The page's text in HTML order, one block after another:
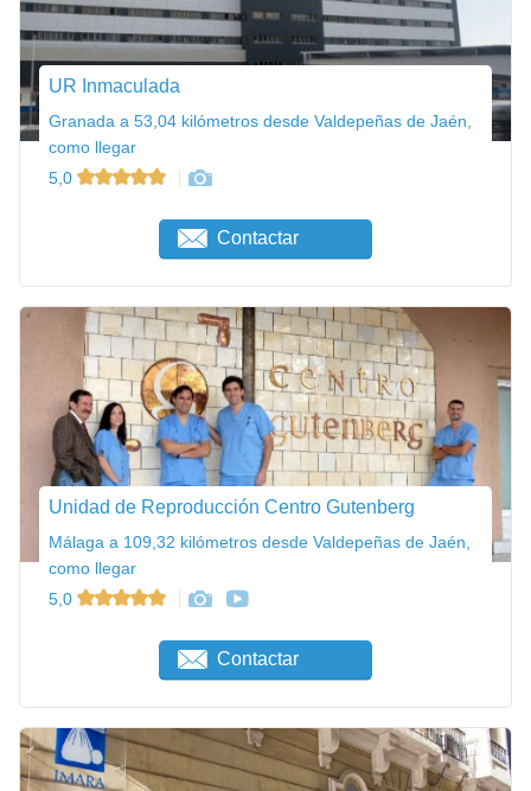
UR Inmaculada
Granada a 53,04 kilómetros desde Valdepeñas de Jaén,
como llegar
5,0
Contactar
Unidad de Reproducción Centro Gutenberg
Málaga a 109,32 kilómetros desde Valdepeñas de Jaén,
como llegar
5,0
Contactar